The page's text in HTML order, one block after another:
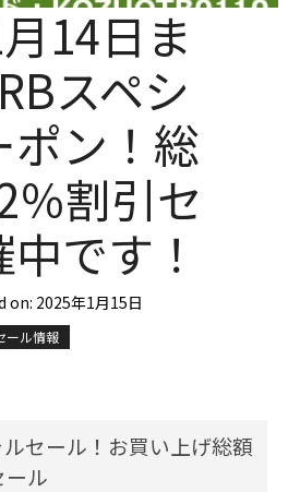
14日ま
スペシ
ポン！総
％割引セ
です！
on: 2025年1月15日
ール情報
セール！お買い上げ総額
ール